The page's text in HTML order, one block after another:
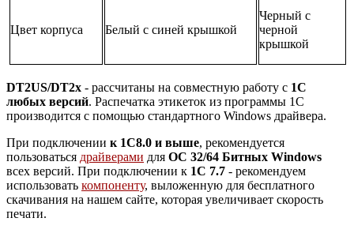
Цвет корпуса Белый с синей крышкой
Черный с
черной
крышкой
DT2US/DT2x - рассчитаны на совместную работу с 1С
любых версий. Распечатка этикеток из программы 1С
производится с помощью стандартного Windows драйвера.
При подключении к 1С8.0 и выше, рекомендуется
пользоваться драйверами для ОС 32/64 Битных Windows
всех версий. При подключении к 1С 7.7 - рекомендуем
использовать компоненту, выложенную для бесплатного
скачивания на нашем сайте, которая увеличивает скорость
печати.